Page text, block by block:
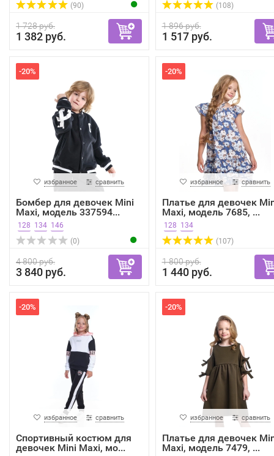
(90)
1 728 руб.
1 382 руб.
(108)
1 896 руб.
1 517 руб.
-20%
избранное сравнить
Бомбер для девочек Mini
Maxi, модель 337594...
128 134 146
(0)
4 800 руб.
3 840 руб.
-20%
избранное сравнить
Платье для девочек
Maxi, модель 7685, ...
128 134
(107)
1 800 руб.
1 440 руб.
-20%
избранное сравнить
Спортивный костюм для
девочек Mini Maxi, мо...
-20%
избранное сравнить
Платье для девочек
Maxi, модель 7479, ...